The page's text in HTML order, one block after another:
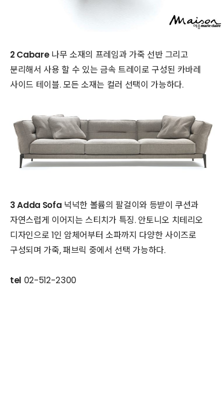
2 Cabare나무 소재의 프레임과 가죽 선반 그리고
분리해서 사용 할 수 있는 금속 트레이로 구성된 카바레
사이드 테이블. 모든 소재는 컬러 선택이 가능하다.
3 Adda Sofa 넉넉한 볼륨의 팔걸이와 등받이 쿠션과
자연스럽게 이어지는 스티치가 특징. 안토니오 치테리오
디자인으로 1인 암체어부터 소파까지 다양한 사이즈로
구성되며 가죽, 패브릭 중에서 선택 가능하다.
tel 02-512-2300